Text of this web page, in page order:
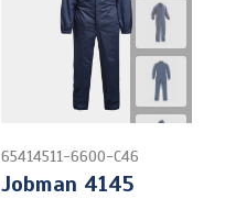
65414511-6600-C46
Jobman 4145